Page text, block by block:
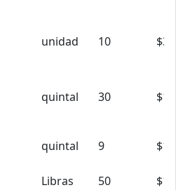
unidad 10
quintal 30
quintal 9
Libras 50